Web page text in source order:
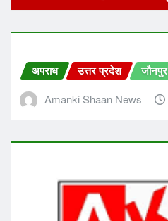
अपराध उत्तर प्रदेश जौनपुर
Amanki Shaan News